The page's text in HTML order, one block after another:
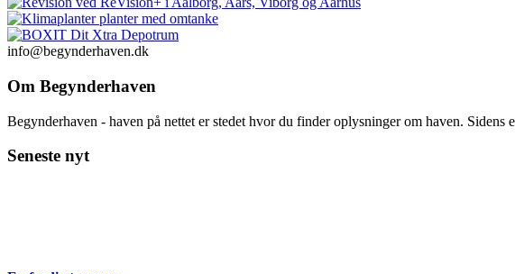
info@begynderhaven.dk
Om Begynderhaven
Begynderhaven - haven på nettet er stedet hvor du finder oplysninger om haven. Sidens
Seneste nyt